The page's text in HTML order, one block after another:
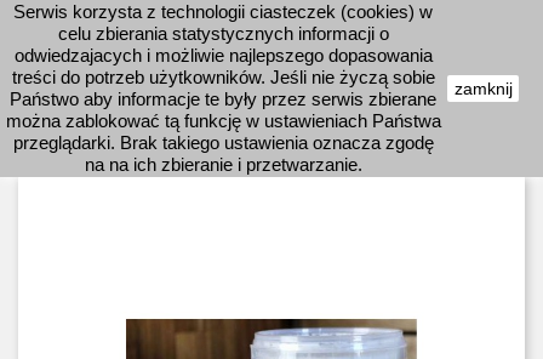
Serwis korzysta z technologii ciasteczek (cookies) w
celu zbierania statystycznych informacji o
odwiedzajacych i możliwie najlepszego dopasowania
treści do potrzeb użytkowników. Jeśli nie życzą sobie
Państwo aby informacje te były przez serwis zbierane
można zablokować tą funkcję w ustawieniach Państwa
przeglądarki. Brak takiego ustawienia oznacza zgodę
na na ich zbieranie i przetwarzanie.
zamknij